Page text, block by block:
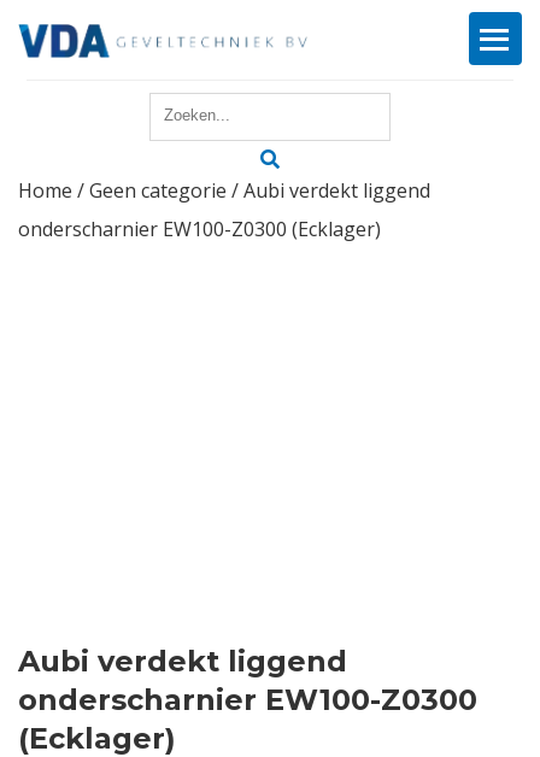
Reparatie
Login
Vacatures
Home /Geen categorie / Aubi verdekt liggend
onderscharnier EW100-Z0300 (Ecklager)
Aubi verdekt liggend
onderscharnier EW100-Z0300
(Ecklager)